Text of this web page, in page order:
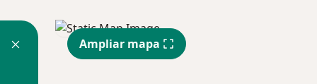
Ampliar mapa